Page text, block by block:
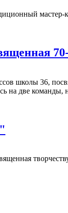
школы 36,
на две